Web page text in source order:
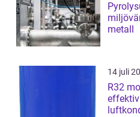
Pyrolysugn
metall
14 juli
R32 modernt köldmedium för